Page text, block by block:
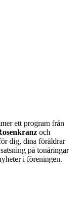
ett program från
och
dig, dina föräldrar
på tonåringar
i föreningen.